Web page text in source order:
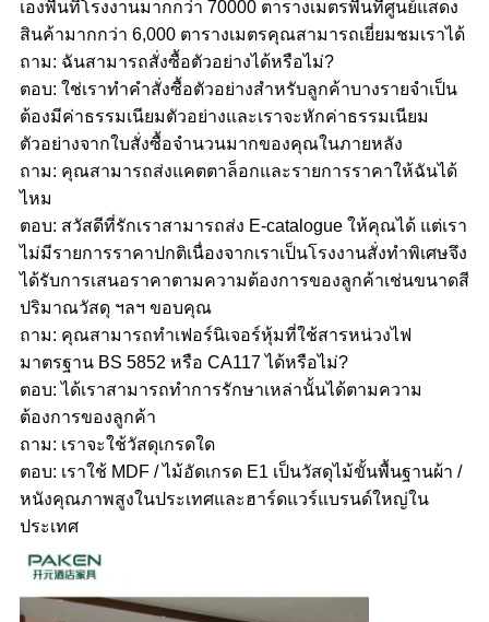
เองพื้นที่โรงงานมากกว่า 70000 ตารางเมตรพื้นที่ศูนย์แสดง
สินค้ามากกว่า 6,000 ตารางเมตรคุณสามารถเยี่ยมชมเราได้
ถาม: ฉันสามารถสั่งซื้อตัวอย่างได้หรือไม่?
ตอบ: ใช่เราทำคำสั่งซื้อตัวอย่างสำหรับลูกค้าบางรายจำเป็น
ต้องมีค่าธรรมเนียมตัวอย่างและเราจะหักค่าธรรมเนียม
ตัวอย่างจากใบสั่งซื้อจำนวนมากของคุณในภายหลัง
ถาม: คุณสามารถส่งแคตตาล็อกและรายการราคาให้ฉันได้
ไหม
ตอบ: สวัสดีที่รักเราสามารถส่ง E-catalogue ให้คุณได้ แต่เรา
ไม่มีรายการราคาปกติเนื่องจากเราเป็นโรงงานสั่งทำพิเศษจึง
ได้รับการเสนอราคาตามความต้องการของลูกค้าเช่นขนาดสี
ปริมาณวัสดุ ฯลฯ ขอบคุณ
ถาม: คุณสามารถทำเฟอร์นิเจอร์หุ้มที่ใช้สารหน่วงไฟ
มาตรฐาน BS 5852 หรือ CA117 ได้หรือไม่?
ตอบ: ได้เราสามารถทำการรักษาเหล่านั้นได้ตามความ
ต้องการของลูกค้า
ถาม: เราจะใช้วัสดุเกรดใด
ตอบ: เราใช้ MDF / ไม้อัดเกรด E1 เป็นวัสดุไม้ขั้นพื้นฐานผ้า /
หนังคุณภาพสูงในประเทศและฮาร์ดแวร์แบรนด์ใหญ่ใน
ประเทศ